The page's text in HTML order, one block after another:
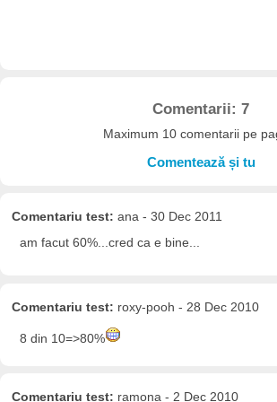
Comentarii: 7
Maximum 10 comentarii pe
Comentează și tu
Comentariu test: ana - 30 Dec 2011
am facut 60%...cred ca e bine...
Comentariu test: roxy-pooh - 28 Dec 2010
8 din 10=>80%
Comentariu test: ramona - 2 Dec 2010